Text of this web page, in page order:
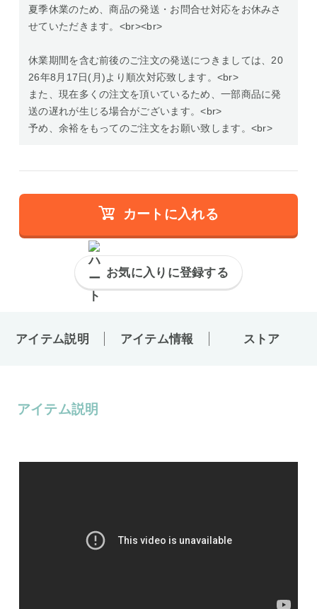
夏季休業のため、商品の発送・お問合せ対応をお休みさ
せていただきます。<br><br>
休業期間を含む前後のご注文の発送につきましては、20
26年8月17日(月)より順次対応致します。<br>
また、現在多くの注文を頂いているため、一部商品に発
送の遅れが生じる場合がございます。<br>
予め、余裕をもってのご注文をお願い致します。<br>
カートに入れる
お気に入りに登録する
アイテム説明 アイテム情報 ストア
アイテム説明